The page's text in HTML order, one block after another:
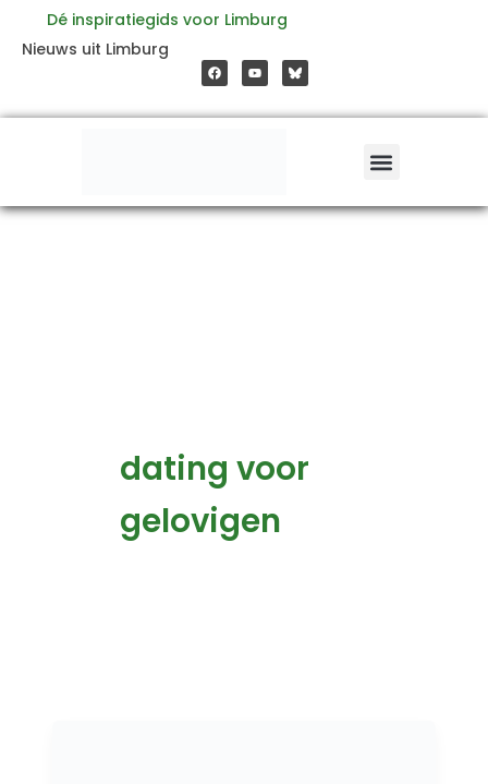
inhoud
Dé inspiratiegids voor Limburg
Nieuws uit Limburg
a
c
e
o
o
o
u
t
b
e
dating voor
gelovigen